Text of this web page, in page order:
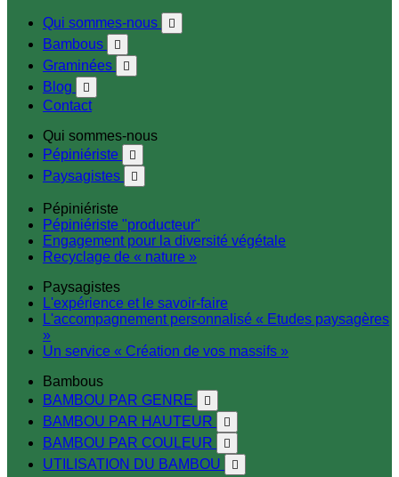
Qui sommes-nous 
Bambous 
Graminées 
Blog 
Contact
Qui sommes-nous
Pépiniériste

Paysagistes 
Pépiniériste
Pépiniériste "producteur"
Engagement pour la diversité végétale
Recyclage de « nature »
Paysagistes
L'expérience et le savoir-faire
L'accompagnement personnalisé « Etudes paysagères
»
Un service « Création de vos massifs »
Bambous
BAMBOU PAR GENRE

BAMBOU PAR HAUTEUR 
BAMBOU PAR COULEUR 
UTILISATION DU BAMBOU 